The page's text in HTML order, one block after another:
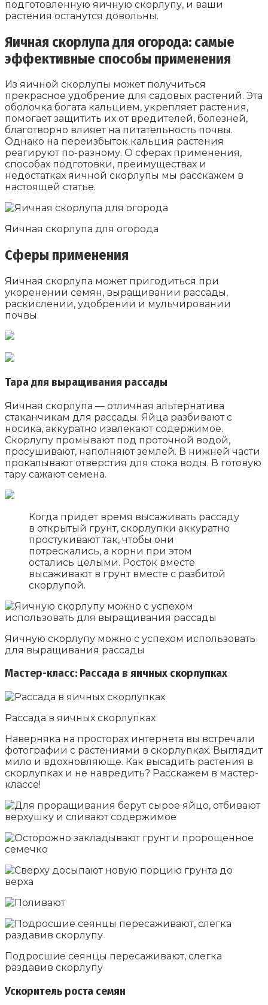
подготовленную яичную скорлупу, и ваши
растения останутся довольны.
Яичная скорлупа для огорода: самые
эффективные способы применения
Из яичной скорлупы может получиться
прекрасное удобрение для садовых растений. Эта
оболочка богата кальцием, укрепляет растения,
помогает защитить их от вредителей, болезней,
благотворно влияет на питательность почвы.
Однако на переизбыток кальция растения
реагируют по-разному. О сферах применения,
способах подготовки, преимуществах и
недостатках яичной скорлупы мы расскажем в
настоящей статье.
Яичная скорлупа для огорода
Сферы применения
Яичная скорлупа может пригодиться при
укоренении семян, выращивании рассады,
раскислении, удобрении и мульчировании
почвы.
Тара для выращивания рассады
Яичная скорлупа — отличная альтернатива
стаканчикам для рассады. Яйца разбивают с
носика, аккуратно извлекают содержимое.
Скорлупу промывают под проточной водой,
просушивают, наполняют землей. В нижней части
прокалывают отверстия для стока воды. В готовую
тару сажают семена.
Когда придет время высаживать рассаду
в открытый грунт, скорлупки аккуратно
простукивают так, чтобы они
потрескались, а корни при этом
остались целыми. Росток вместе
высаживают в грунт вместе с разбитой
скорлупой.
Яичную скорлупу можно с успехом использовать
для выращивания рассады
Мастер-класс: Рассада в яичных скорлупках
Рассада в яичных скорлупках
Наверняка на просторах интернета вы встречали
фотографии с растениями в скорлупках. Выглядит
мило и вдохновляюще. Как высадить растения в
скорлупках и не навредить? Расскажем в мастер-
классе!
Подросшие сеянцы пересаживают, слегка
раздавив скорлупу
Ускоритель роста семян